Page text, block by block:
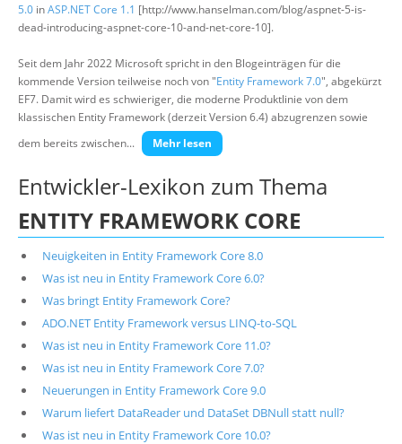
5.0 inASP.NET Core 1.1 [http://www.hanselman.com/blog/aspnet-5-is-
dead-introducing-aspnet-core-10-and-net-core-10].
Seit dem Jahr 2022 Microsoft spricht in den Blogeinträgen für die
kommende Version teilweise noch von "Entity Framework 7.0", abgekürzt
EF7. Damit wird es schwieriger, die moderne Produktlinie von dem
klassischen Entity Framework (derzeit Version 6.4) abzugrenzen sowie
dem bereits zwischen...
Mehr lesen
Entwickler-Lexikon zum Thema
ENTITY FRAMEWORK CORE
Neuigkeiten in Entity Framework Core 8.0
Was ist neu in Entity Framework Core 6.0?
Was bringt Entity Framework Core?
ADO.NET Entity Framework versus LINQ-to-SQL
Was ist neu in Entity Framework Core 11.0?
Was ist neu in Entity Framework Core 7.0?
Neuerungen in Entity Framework Core 9.0
Warum liefert DataReader und DataSet DBNull statt null?
Was ist neu in Entity Framework Core 10.0?